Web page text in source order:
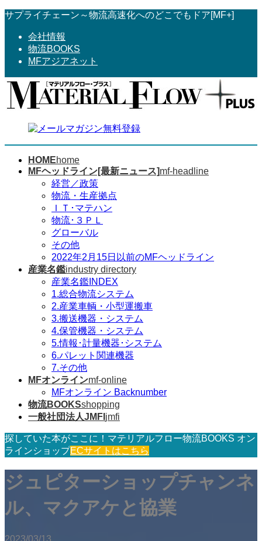
コ
へ
ス
ナ
ョ
ン
サプライチェーン～物流高速化へのどこでもドア[MF+]
会社情報
物流BOOKS
MFアジアネット
HOMEhome
MFヘッドライン[最新ニュース]mf-headline
経営／政策
物流・生産拠点
ＩＴ･マテハン
物流･３ＰＬ
グローバル
その他
2022年2月15日以前のMFヘッドライン
産業名鑑industry directory
産業名鑑INDEX
1.総合物流システム
2.産業車輌・小型運搬車
3.搬送機器・システム
4.保管機器・システム
5.情報･計量機器･システム
6.パレット関連機器
7.その他
MFオンラインmf-online
MFオンライン Backnumber
物流BOOKSshopping
一般社団法人JMFI jmfi
探していた本がここに！マテリアルフロー物流BOOKS オン
ラインショップECサイトはこちら
ジュピターショップチャンネ
ル、マクアケと協業
2023/03/13